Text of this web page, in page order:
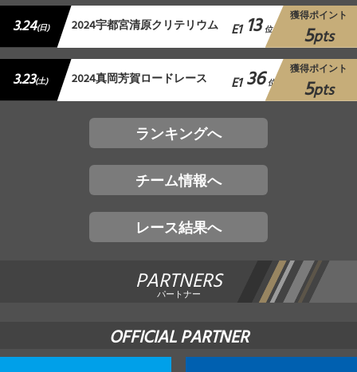
3.24(日) 2024宇都宮清原クリテリウム E1 13 位
獲得ポイント
5pts
3.23(土) 2024真岡芳賀ロードレース E1 36 位
獲得ポイント
5pts
ランキングへ
チーム情報へ
レース結果へ
PARTNERS
パートナー
OFFICIAL PARTNER